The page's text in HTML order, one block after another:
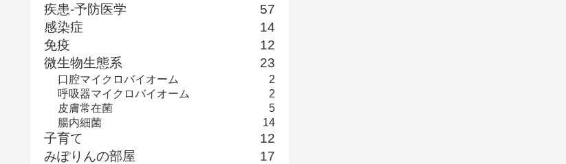
疾患-予防医学
57
感染症
14
免疫
12
微生物生態系
23
口腔マイクロバイオーム
2
呼吸器マイクロバイオーム
2
皮膚常在菌
5
腸内細菌
14
子育て
12
みぽりんの部屋
17